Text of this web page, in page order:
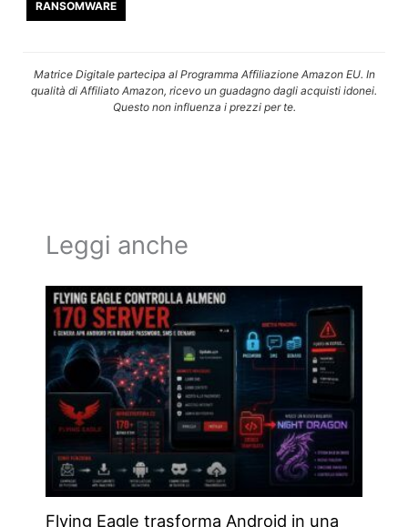
RANSOMWARE
Matrice Digitale partecipa al Programma Affiliazione Amazon EU. In
qualità di Affiliato Amazon, ricevo un guadagno dagli acquisti idonei.
Questo non influenza i prezzi per te.
Leggi anche
Flying Eagle trasforma Android in una